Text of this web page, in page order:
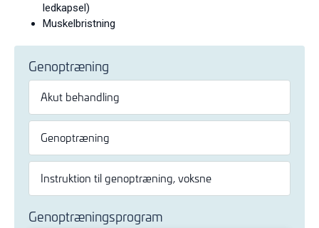
ledkapsel)
Muskelbristning
Genoptræning
Akut behandling
Genoptræning
Instruktion til genoptræning, voksne
Genoptræningsprogram